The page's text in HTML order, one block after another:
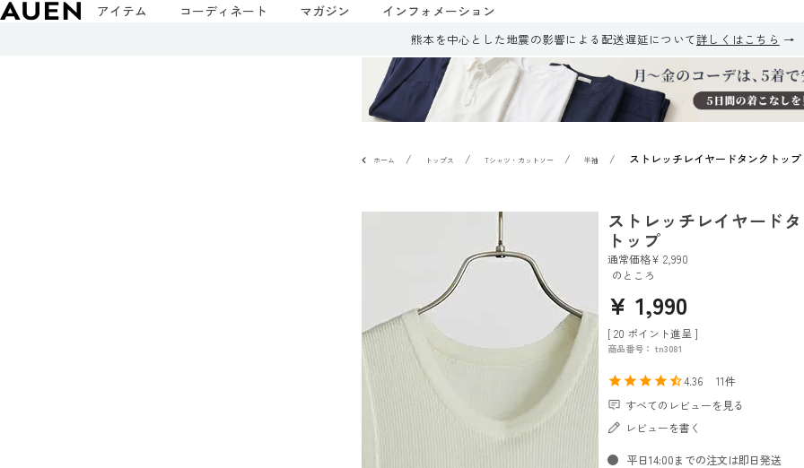
アイテム コーディネート マガジン インフォメーション
熊本を中心とした地震の影響による配送遅延について詳しくはこちら
ホーム トップス Tシャツ・カットソー 半袖 ストレッチレイヤードタンクトップ
ストレッチレイヤード
トップ
通常価格¥ 2,990
のところ
¥ 1,990
[ 20 ポイント進呈 ]
商品番号 tn3081
4.36
11
すべてのレビューを見る
レビューを書く
平日14:00までの注文は即日発送